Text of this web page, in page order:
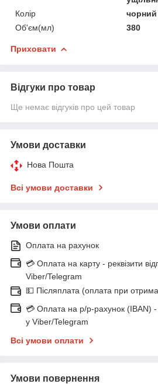
Колір
чорний
Об'єм(мл)
380
Приховати
Відгуки про товар
Ще немає відгуків про цей товар
Умови доставки
Нова Пошта
Всі умови доставки
Умови оплати
Оплата на рахунок
💳 Оплата на карту - реквізити
Viber/Telegram
💵 Післяплата (оплата при
💳 Оплата на р/р-рахунок (IBAN) -
у Viber/Telegram
Всі умови оплати
Умови повернення